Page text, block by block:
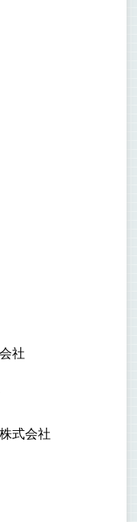
社
式会社